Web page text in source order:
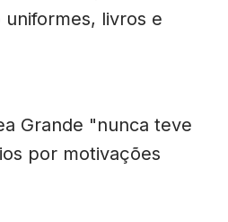
livros e
Grande "nunca teve
por motivações